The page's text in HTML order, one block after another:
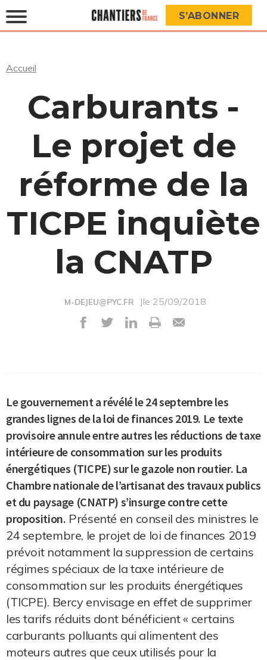
S’ABONNER
Accueil
Carburants -
Le projet de
réforme de la
TICPE inquiète
la CNATP
M-DEJEU@PYC.FR |le 25/09/2018
Le gouvernement a révélé le 24 septembre les
grandes lignes de la loi de finances 2019. Le texte
provisoire annule entre autres les réductions de taxe
intérieure de consommation sur les produits
énergétiques (TICPE) sur le gazole non routier. La
Chambre nationale de l’artisanat des travaux publics
et du paysage (CNATP) s’insurge contre cette
proposition. Présenté en conseil des ministres le
24 septembre, le projet de loi de finances 2019
prévoit notamment la suppression de certains
régimes spéciaux de la taxe intérieure de
consommation sur les produits énergétiques
(TICPE). Bercy envisage en effet de supprimer
les tarifs réduits dont bénéficient « certains
carburants polluants qui alimentent des
moteurs autres que ceux utilisés pour la